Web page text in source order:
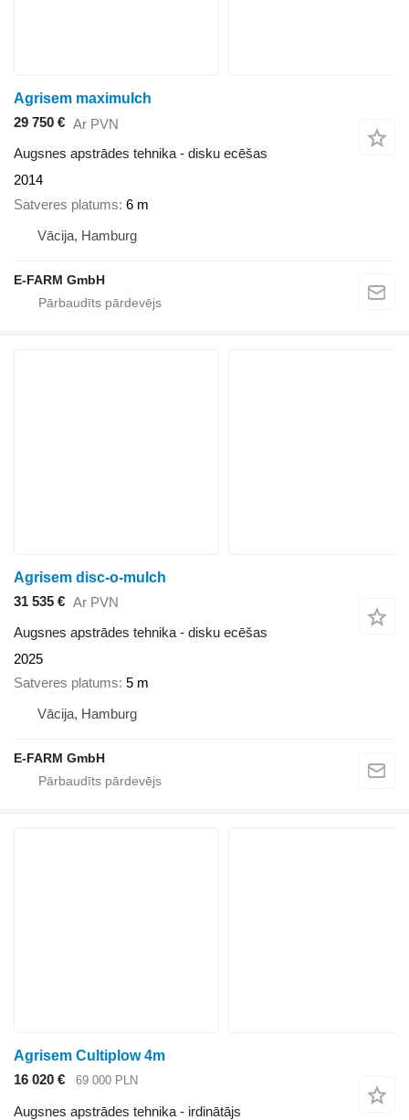
Agrisem maximulch
29 750 € Ar PVN
Augsnes apstrādes tehnika - disku ecēšas
2014
Satveres platums 6 m
Vācija, Hamburg
E-FARM GmbH
Agrisem disc-o-mulch
31 535 € Ar PVN
Augsnes apstrādes tehnika - disku ecēšas
2025
Satveres platums 5 m
Vācija, Hamburg
E-FARM GmbH
Agrisem Cultiplow 4m
16 020 €
69 000 PLN
Augsnes apstrādes tehnika - irdinātājs